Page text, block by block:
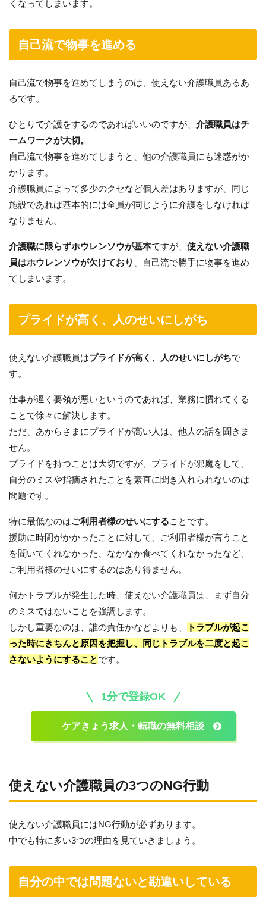
くなってしまいます。
自己流で物事を進める
自己流で物事を進めてしまうのは、使えない介護職員あるあ
るです。
ひとりで介護をするのであればいいのですが、 介護職員はチ
ームワークが大切。
自己流で物事を進めてしまうと、他の介護職員にも迷惑がか
かります。
介護職員によって多少のクセなど個人差はありますが、同じ
施設であれば基本的には全員が同じように介護をしなければ
なりません。
介護職に限らずホウレンソウが基本ですが、 使えない介護職
員はホウレンソウが欠けており
、自己流で勝手に物事を進め
てしまいます。
プライドが高く、人のせいにしがち
使えない介護職員はプライドが高く、人のせいにしがちで
す。
仕事が遅く要領が悪いというのであれば、業務に慣れてくる
ことで徐々に解決します。
ただ、あからさまにプライドが高い人は、他人の話を聞きま
せん。
プライドを持つことは大切ですが、プライドが邪魔をして、
自分のミスや指摘されたことを素直に聞き入れられないのは
問題です。
特に最低なのはご利用者様のせいにすることです。
援助に時間がかかったことに対して、ご利用者様が言うこと
を聞いてくれなかった、なかなか食べてくれなかったなど、
ご利用者様のせいにするのはあり得ません。
何かトラブルが発生した時、使えない介護職員は、まず自分
のミスではないことを強調します。
しかし重要なのは、誰の責任かなどよりも、
トラブルが起こ
った時にきちんと原因を把握し、同じトラブルを二度と起こ
さないようにすることです。
1分で登録OK
ケアきょう求人・転職の無料相談
使えない介護職員の3つのNG行動
使えない介護職員にはNG行動が必ずあります。
中でも特に多い3つの理由を見ていきましょう。
自分の中では問題ないと勘違いしている